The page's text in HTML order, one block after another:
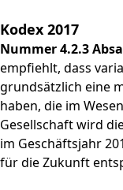
Kodex 2017
Nummer 4.2.3
empfiehlt, dass
grundsätzlich eine
haben, die im
Gesellschaft wird
im Geschäftsjahr
für die Zukunft